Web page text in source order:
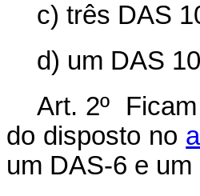
c) três DAS
d) um DAS
Art. 2º
do disposto no
um DAS-6 e